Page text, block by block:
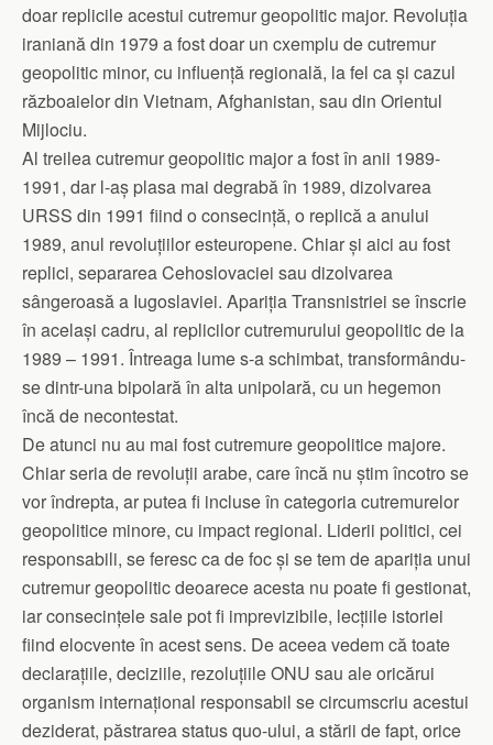
doar replicile acestui cutremur geopolitic major. Revoluția
iraniană din 1979 a fost doar un cxemplu de cutremur
geopolitic minor, cu influență regională, la fel ca și cazul
războaielor din Vietnam, Afghanistan, sau din Orientul
Mijlociu.
Al treilea cutremur geopolitic major a fost în anii 1989-
1991, dar l-aș plasa mai degrabă în 1989, dizolvarea
URSS din 1991 fiind o consecință, o replică a anului
1989, anul revoluțiilor esteuropene. Chiar și aici au fost
replici, separarea Cehoslovaciei sau dizolvarea
sângeroasă a Iugoslaviei. Apariția Transnistriei se înscrie
în același cadru, al replicilor cutremurului geopolitic de la
1989 – 1991. Întreaga lume s-a schimbat, transformându-
se dintr-una bipolară în alta unipolară, cu un hegemon
încă de necontestat.
De atunci nu au mai fost cutremure geopolitice majore.
Chiar seria de revoluții arabe, care încă nu știm încotro se
vor îndrepta, ar putea fi incluse în categoria cutremurelor
geopolitice minore, cu impact regional. Liderii politici, cei
responsabili, se feresc ca de foc și se tem de apariția unui
cutremur geopolitic deoarece acesta nu poate fi gestionat,
iar consecințele sale pot fi imprevizibile, lecțiile istoriei
fiind elocvente în acest sens. De aceea vedem că toate
declarațiile, deciziile, rezoluțiile ONU sau ale oricărui
organism internațional responsabil se circumscriu acestui
deziderat, păstrarea status quo-ului, a stării de fapt, orice